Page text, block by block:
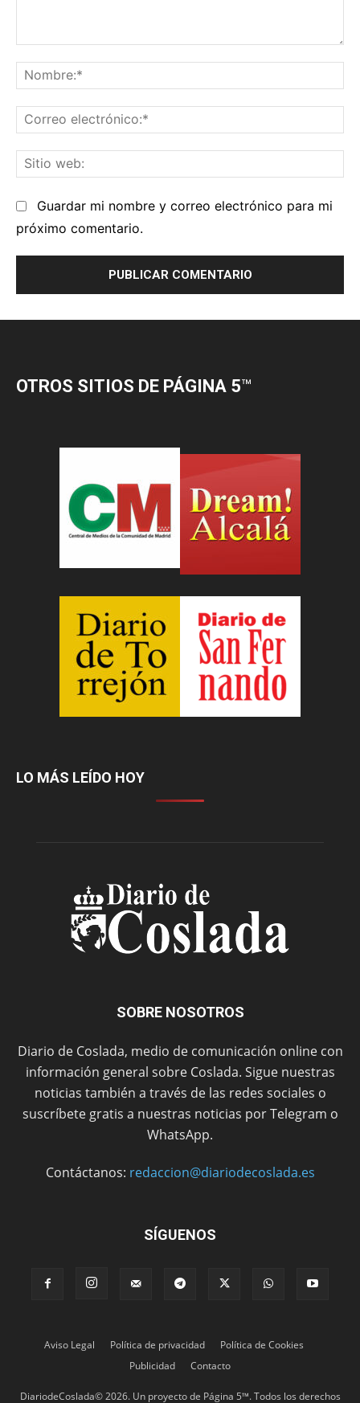
OTROS SITIOS DE PÁGINA 5™
LO MÁS LEÍDO HOY
SOBRE NOSOTROS
Diario de Coslada, medio de comunicación online con
información general sobre Coslada. Sigue nuestras
noticias también a través de las redes sociales o
suscríbete gratis a nuestras noticias por Telegram o
WhatsApp.
Contáctanos: redaccion@diariodecoslada.es
SÍGUENOS
Aviso Legal Política de privacidad
Política de Cookies
Publicidad
Contacto
DiariodeCoslada© 2026. Un proyecto de Página 5™. Todos los derechos